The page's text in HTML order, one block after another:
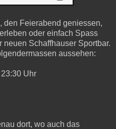
den Feierabend geniessen,
oder einfach Spass
Schaffhauser Sportbar.
aussehen:
Uhr
dort, wo auch das